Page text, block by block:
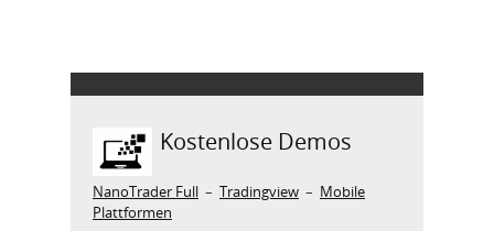
Kostenlose Demos
NanoTrader Full – Tradingview – Mobile
Plattformen